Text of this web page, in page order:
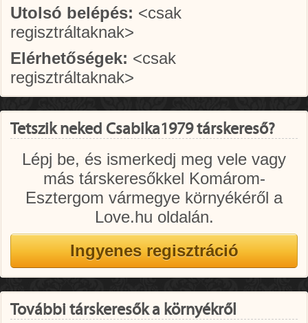
Utolsó belépés: <csak
regisztráltaknak>
Elérhetőségek: <csak
regisztráltaknak>
Tetszik neked Csabika1979 társkereső?
Lépj be, és ismerkedj meg vele vagy
más társkeresőkkel Komárom-
Esztergom vármegye környékéről a
Love.hu oldalán.
További társkeresők a környékről